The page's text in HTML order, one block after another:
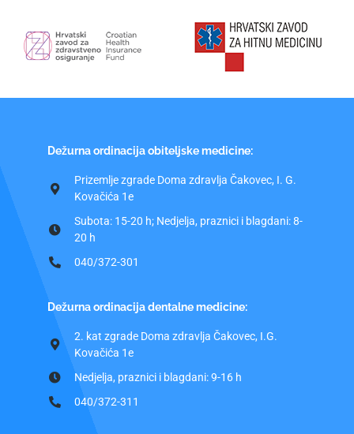
Dežurna ordinacija obiteljske medicine:
Prizemlje zgrade Doma zdravlja Čakovec, I. G.
Kovačića 1e
Subota: 15-20 h; Nedjelja, praznici i blagdani: 8-
20 h
040/372-301
Dežurna ordinacija dentalne medicine:
2. kat zgrade Doma zdravlja Čakovec, I.G.
Kovačića 1e
Nedjelja, praznici i blagdani: 9-16 h
040/372-311